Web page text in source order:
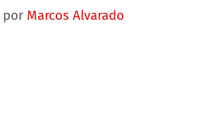
por Marcos Alvarado